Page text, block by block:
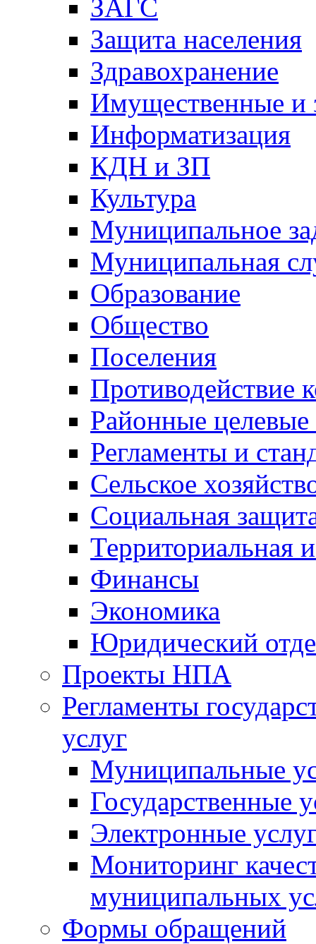
ЗАГС
Защита населения
Здравохранение
Имущественные и
Информатизация
КДН и ЗП
Культура
Муниципальное
Муниципальная
Образование
Общество
Поселения
Противодействие
Районные
Регламенты и
Сельское
Социальная
Территориальная
Финансы
Экономика
Юридический
Проекты НПА
Регламенты
услуг
Муниципальные
Государственные
Электронные
Мониторинг
муниципальных
Формы обращений